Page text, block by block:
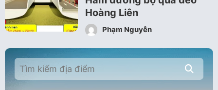
Hoàng Liên
Phạm Nguyễn